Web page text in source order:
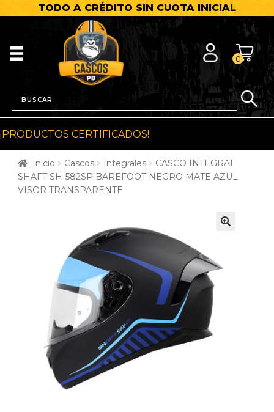
TODO A CRÉDITO SIN CUOTA INICIAL
0
¡PRODUCTOS CERTIFICADOS!
Inicio Cascos Integrales
CASCO INTEGRAL
SHAFT SH-582SP BAREFOOT NEGRO MATE AZUL
VISOR TRANSPARENTE